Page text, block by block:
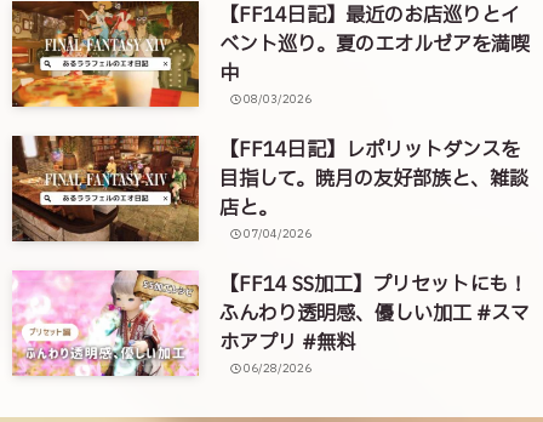
【FF14日記】最近のお店巡りとイ
ベント巡り。夏のエオルゼアを満喫
中
08/03/2026
【FF14日記】レポリットダンスを
目指して。暁月の友好部族と、雑談
店と。
07/04/2026
【FF14 SS加工】プリセットにも！
ふんわり透明感、優しい加工 #スマ
ホアプリ #無料
06/28/2026